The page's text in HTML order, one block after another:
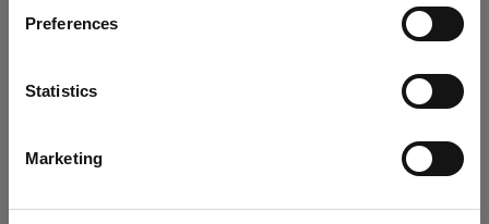
Preferences
Statistics
Marketing
Cyprus
サイトにアクセス
Pro-10